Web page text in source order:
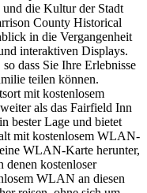
und die Kultur der Stadt
County Historical
in die Vergangenheit
interaktiven Displays.
dass Sie Ihre Erlebnisse
teilen können.
mit kostenlosem
als das Fairfield Inn
bester Lage und bietet
mit kostenlosem WLAN-
WLAN-Karte herunter,
denen kostenloser
WLAN an diesen